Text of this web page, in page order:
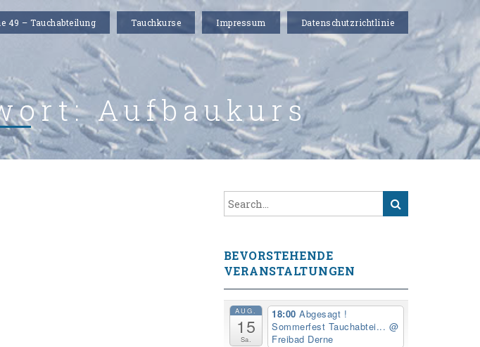
49 – Tauchabteilung Tauchkurse Impressum Datenschutzrichtlinie
Aufbaukurs
BEVORSTEHENDE
VERANSTALTUNGEN
AUG.
15
Sa.
18:00Abgesagt !
Sommerfest Tauchabtei... @
Freibad Derne